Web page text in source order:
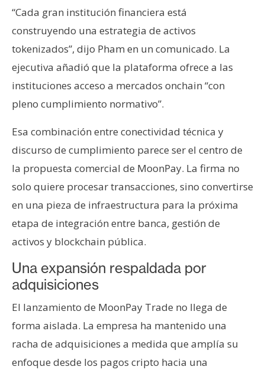
“Cada gran institución financiera está
construyendo una estrategia de activos
tokenizados”, dijo Pham en un comunicado. La
ejecutiva añadió que la plataforma ofrece a las
instituciones acceso a mercados onchain “con
pleno cumplimiento normativo”.
Esa combinación entre conectividad técnica y
discurso de cumplimiento parece ser el centro de
la propuesta comercial de MoonPay. La firma no
solo quiere procesar transacciones, sino convertirse
en una pieza de infraestructura para la próxima
etapa de integración entre banca, gestión de
activos y blockchain pública.
Una expansión respaldada por
adquisiciones
El lanzamiento de MoonPay Trade no llega de
forma aislada. La empresa ha mantenido una
racha de adquisiciones a medida que amplía su
enfoque desde los pagos cripto hacia una